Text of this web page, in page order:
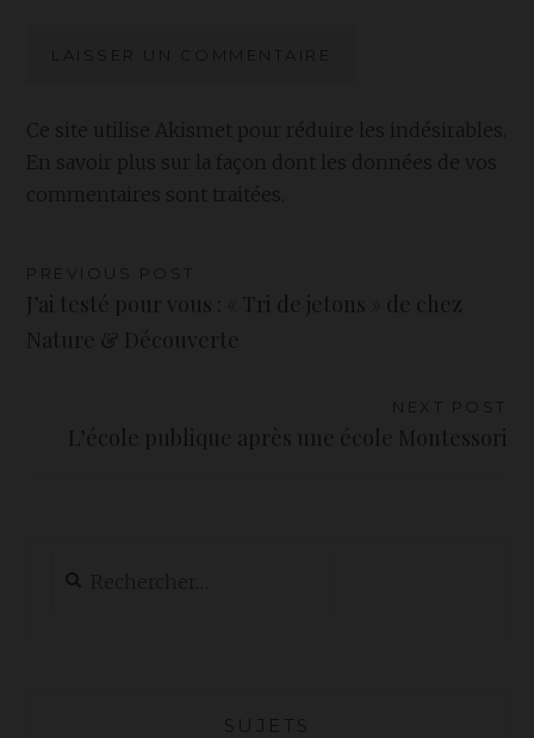
Ce site utilise Akismet pour réduire les indésirables.
En savoir plus sur la façon dont les données de vos
commentaires sont traitées
Navigation
de
PREVIOUS POST
J’ai testé pour vous : « Tri de jetons » de chez
Nature & Découverte
NEXT POST
L’école publique après une école Montessori
SUJETS